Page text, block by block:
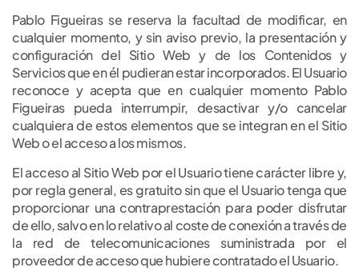
Pablo Figueiras se reserva la facultad de modificar, en
cualquier momento, y sin aviso previo, la presentación y
configuración del Sitio Web y de los Contenidos y
Servicios que en él pudieran estar incorporados. El Usuario
reconoce y acepta que en cualquier momento Pablo
Figueiras pueda interrumpir, desactivar y/o cancelar
cualquiera de estos elementos que se integran en el Sitio
Web o el acceso a los mismos.
El acceso al Sitio Web por el Usuario tiene carácter libre y,
por regla general, es gratuito sin que el Usuario tenga que
proporcionar una contraprestación para poder disfrutar
de ello, salvo en lo relativo al coste de conexión a través de
la red de telecomunicaciones suministrada por el
proveedor de acceso que hubiere contratado el Usuario.